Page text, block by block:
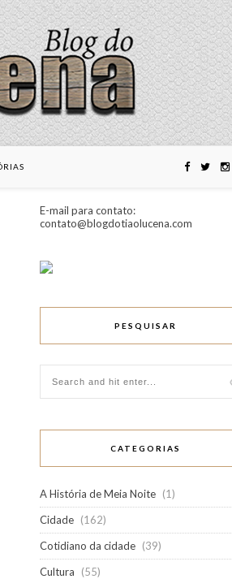
E-mail para contato:
contato@blogdotiaolucena.com
PESQUISAR
CATEGORIAS
A História de Meia Noite (1)
Cidade (162)
Cotidiano da cidade (39)
Cultura
(55)